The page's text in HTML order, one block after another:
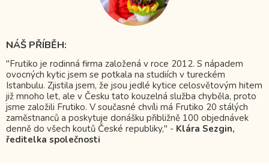
NÁŠ PŘÍBĚH:
"Frutiko je rodinná firma založená v roce 2012. S nápadem
ovocných kytic jsem se potkala na studiích v tureckém
Istanbulu. Zjistila jsem, že jsou jedlé kytice celosvětovým hitem
již mnoho let, ale v Česku tato kouzelná služba chyběla, proto
jsme založili Frutiko. V současné chvíli má Frutiko 20 stálých
zaměstnanců a poskytuje donášku přibližně 100 objednávek
denně do všech koutů České republiky," - Klára Sezgin,
ředitelka společnosti